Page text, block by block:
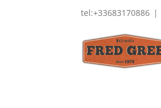
tel:+33683170886 |